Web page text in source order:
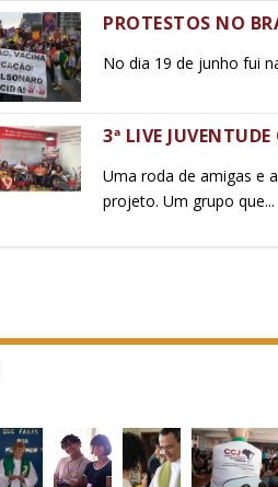
PROTESTOS NO
No dia 19 de junho fui
3ª LIVE
Uma roda de amigas e
projeto. Um grupo que...